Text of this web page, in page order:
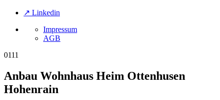
↗ Linkedin
Impressum
AGB
0111
Anbau Wohnhaus Heim Ottenhusen
Hohenrain